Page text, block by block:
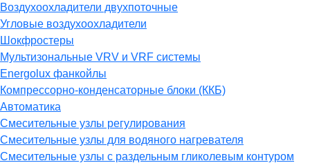
Воздухоохладители двухпоточные
Угловые воздухоохладители
Шокфростеры
Мультизональные VRV и VRF системы
Energolux фанкойлы
Компрессорно-конденсаторные блоки (ККБ)
Автоматика
Смесительные узлы регулирования
Смесительные узлы для водяного нагревателя
Смесительные узлы с раздельным гликолевым контуром